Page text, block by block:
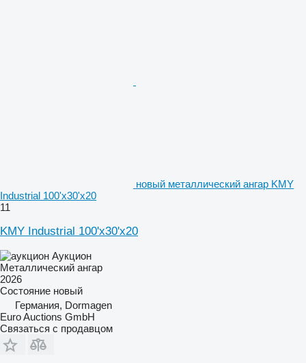
новый металлический ангар KMY
Industrial 100'x30'x20
11
KMY Industrial 100'x30'x20
Аукцион
Металлический ангар
2026
Состояние новый
Германия, Dormagen
Euro Auctions GmbH
Связаться с продавцом